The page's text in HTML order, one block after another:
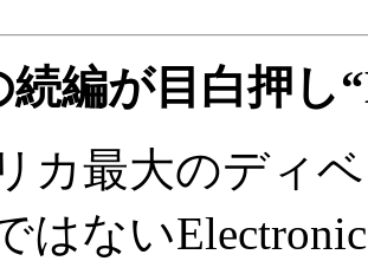
続編が目白押し
カ最大のディ
はない